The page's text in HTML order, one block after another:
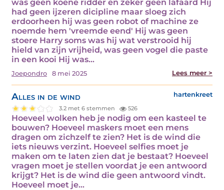
was geen koene ridder en zeker geen lafaard Hij
had geen ijzeren dicipline maar sloeg zich
erdoorheen hij was geen robot of machine ze
noemde hem 'vreemde eend' Hij was geen
stoere Harry soms was hij wat verstrooid hij
hield van zijn vrijheid, was geen vogel die paste
in een kooi Hij was…
Joepondro 8 mei 2025 Lees meer >
Alles in de wind hartenkreet
3.2 met 6 stemmen 526
Hoeveel wolken heb je nodig om een kasteel te
bouwen? Hoeveel maskers moet een mens
dragen om zichzelf te zien? Het is de wind die
iets nieuws verzint. Hoeveel selfies moet je
maken om te laten zien dat je bestaat? Hoeveel
vragen moet je stellen voordat je een antwoord
krijgt? Het is de wind die geen antwoord vindt.
Hoeveel moet je…